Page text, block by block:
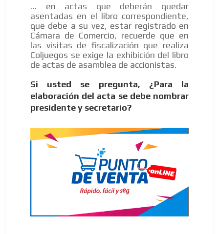
… en actas que deberán quedar
asentadas en el libro correspondiente,
que debe a su vez, estar registrado en
Cámara de Comercio, recuerde que en
las visitas de fiscalización que realiza
Coljuegos se exige la exhibición del libro
de actas de asamblea de accionistas.
Si usted se pregunta, ¿Para la
elaboración del acta se debe nombrar
presidente y secretario?